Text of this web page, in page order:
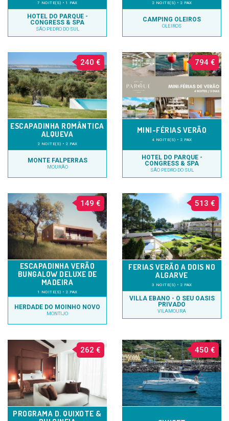
7 NOITE(S) • 1 PAX
HOTEL DO PARQUE -
CONGRESS & SPA
SÃO PEDRO DO SUL
2 NOITE(S) • 2 PAX
CAMPING OLEIROS
OLEIROS
240 €
ESCAPADINHA ROMÂNTICA
ALQUEVA
2 NOITE(S) • 2 PAX
MONTE FALPERRAS
MOURÃO
794 €
MINI-FÉRIAS VERÃO
4 NOITE(S) • 2 PAX
HOTEL DO PARQUE -
CONGRESS & SPA
SÃO PEDRO DO SUL
149 €
ESCAPADINHA VERÃO
BUNGALOW DELUXE DE
MADEIRA
1 NOITE(S) • 2 PAX
HERDADE DO MOINHO NOVO
MONTIJO
513 €
FERIAS VERÃO A DOIS NO
ALGARVE
3 NOITE(S) • 2 PAX
VILLA EBANO - O SEU OASIS
PRIVADO
VILAMOURA
262 €
PROGRAMA D. QUIXOTE &
450 €